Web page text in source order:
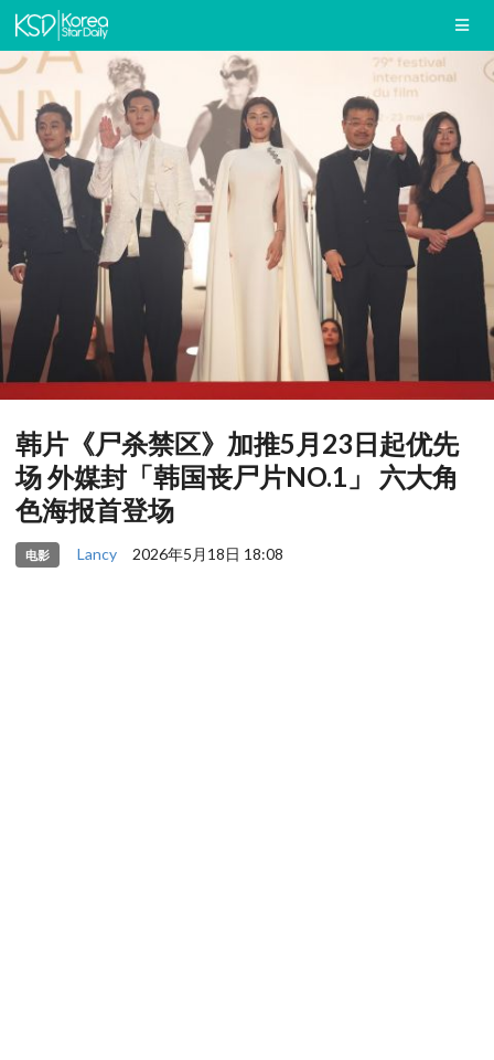
韩片《尸杀禁区》加推5月23日起优先
场 外媒封「韩国丧尸片NO.1」 六大角
色海报首登场
电影 Lancy 2026年5月18日 18:08